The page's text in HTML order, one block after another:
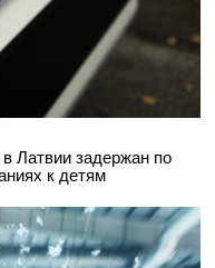
в Латвии задержан по
к детям